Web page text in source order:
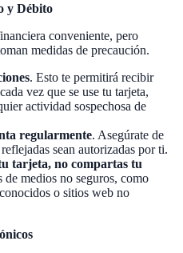
y Débito
conveniente, pero
medidas de precaución.
. Esto te permitirá recibir
vez que se use tu tarjeta,
actividad sospechosa de
regularmente. Asegúrate de
sean autorizadas por ti.
tarjeta, no compartas tu
de medios no seguros, como
o sitios web no